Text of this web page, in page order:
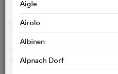
Aigle
Airolo
Albinen
Alpnach Dorf
CASTING & EQUIPE TECHNIQUE
Kristine Nrecaj
Birthe Templin